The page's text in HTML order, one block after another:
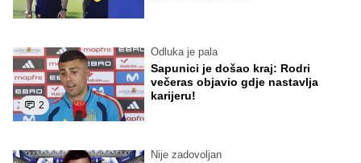
2
Odluka je pala
Sapunici je došao kraj: Rodri
večeras objavio gdje nastavlja
karijeru!
Nije zadovoljan